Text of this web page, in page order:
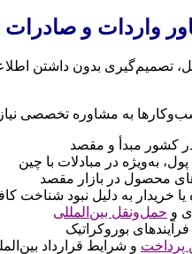
واردات و صادرات
تصمیم‌گیری بدون داشتن
به مشاوره تخصصی نیاز
کشور مبدأ و مقصد
به‌ویژه در مبادلات با چین
محصول در بازار مقصد
یا خریدار به دلیل نبود شناخت
و حمل‌ونقل بین‌المللی
فرآیندهای بوروکراتیک
و شرایط قرارداد